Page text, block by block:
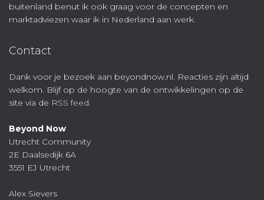
buitenland benut ik ook graag voor de concepten en
marktadviezen waar ik in Nederland aan werk.
Contact
Dank voor je bezoek aan beyondnow.nl. Reacties zijn altijd
welkom. Blijf op de hoogte van de ontwikkelingen op de
site via de RSS feed.
Beyond Now
Utrecht Community
2E Daalsedijk 6A
3551 EJ Utrecht
Alex Sievers